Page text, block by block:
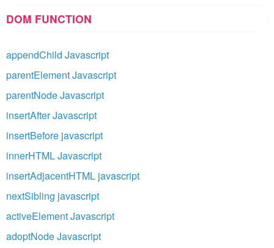
DOM FUNCTION
appendChild Javascript
parentElement Javascript
parentNode Javascript
insertAfter Javascript
insertBefore javascript
innerHTML Javascript
insertAdjacentHTML javascript
nextSibling javascript
activeElement Javascript
adoptNode Javascript